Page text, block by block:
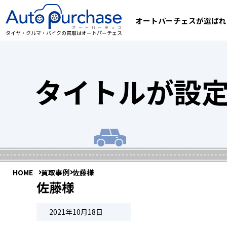
タイヤ・クルマ・バイクの買取はオートパーチェス
オートパーチェスが選ば
タイトルが設
HOME 買取事例 佐藤様
佐藤様
2021年10月18日